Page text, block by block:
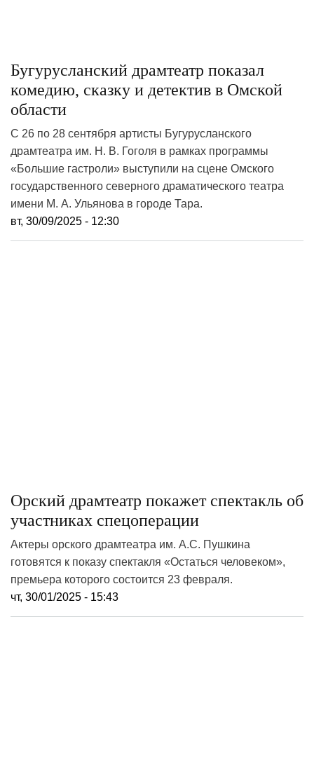
Бугурусланский драмтеатр показал
комедию, сказку и детектив в Омской
области
С 26 по 28 сентября артисты Бугурусланского
драмтеатра им. Н. В. Гоголя в рамках программы
«Большие гастроли» выступили на сцене Омского
государственного северного драматического театра
имени М. А. Ульянова в городе Тара.
вт, 30/09/2025 - 12:30
Орский драмтеатр покажет спектакль об
участниках спецоперации
Актеры орского драмтеатра им. А.С. Пушкина
готовятся к показу спектакля «Остаться человеком»,
премьера которого состоится 23 февраля.
чт, 30/01/2025 - 15:43